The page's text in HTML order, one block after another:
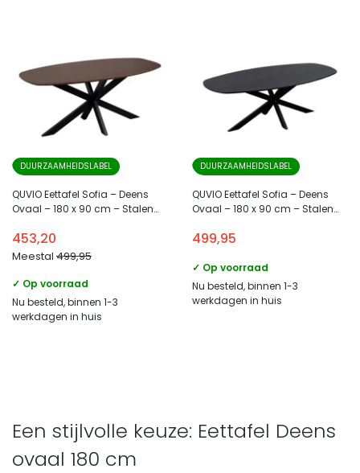
DUURZAAMHEIDSLABEL
QUVIO Eettafel Sofia – Deens
Ovaal – 180 x 90 cm – Stalen
mangohout – Walnoot bruin
453,20
Meestal 499,95
✓ Op voorraad
Nu besteld, binnen 1-3
werkdagen in huis
DUURZAAMHEIDSLABEL
QUVIO Eettafel Sofia – Deens
Ovaal – 180 x 90 cm – Stalen
mangohout – Zwart
499,95
✓ Op voorraad
Nu besteld, binnen 1-3
werkdagen in huis
Een stijlvolle keuze: Eettafel Deens
ovaal 180 cm